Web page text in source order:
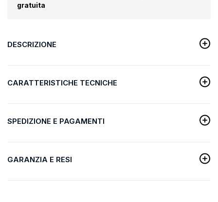
gratuita
DESCRIZIONE
CARATTERISTICHE TECNICHE
SPEDIZIONE E PAGAMENTI
GARANZIA E RESI